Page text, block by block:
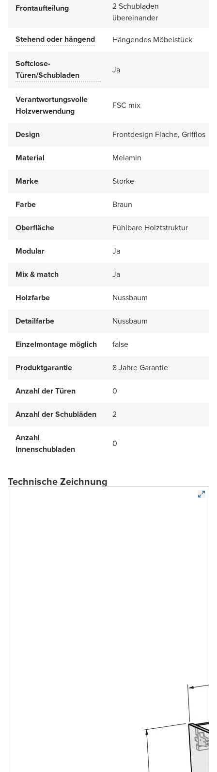
Frontaufteilung
2 Schubladen
übereinander
Stehend oder hängend
Hängendes Möbelstück
Softclose-
Türen/Schubladen
Ja
Verantwortungsvolle
Holzverwendung
FSC mix
Design Frontdesign Flache, Grifflos
Material Melamin
Marke Storke
Farbe Braun
Oberfläche Fühlbare Holztstruktur
Modular Ja
Mix & match Ja
Holzfarbe Nussbaum
Detailfarbe Nussbaum
Einzelmontage möglich false
Produktgarantie 8 Jahre Garantie
Anzahl der Türen 0
Anzahl der Schubläden 2
Anzahl
Innenschubladen
0
Technische Zeichnung